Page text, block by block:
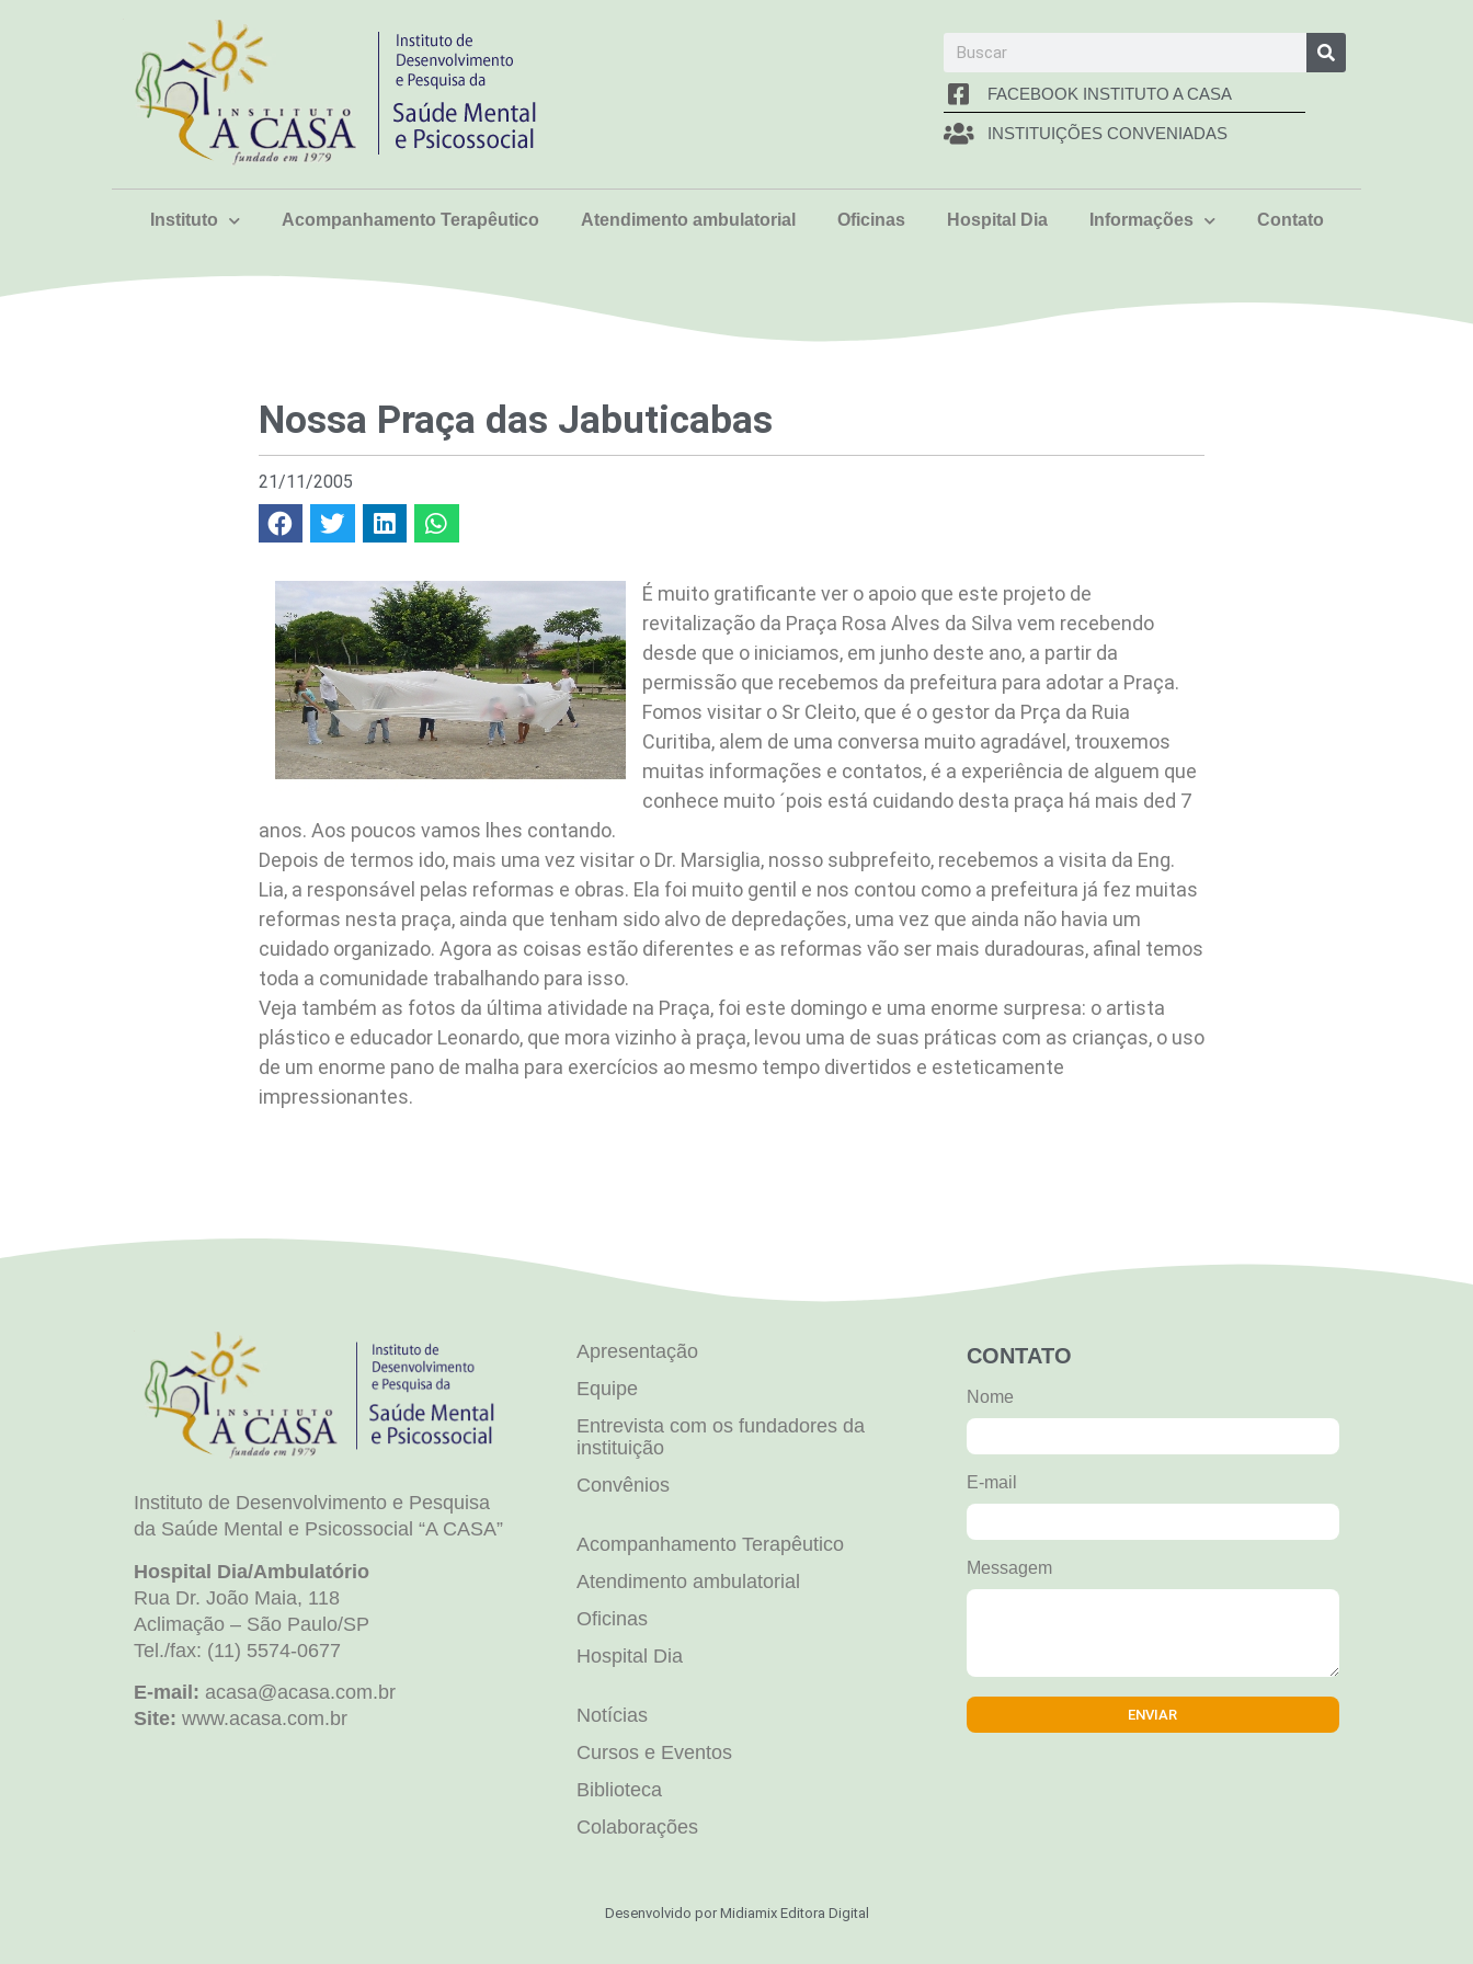
FACEBOOK INSTITUTO A CASA
INSTITUIÇÕES CONVENIADAS
Instituto Acompanhamento Terapêutico Atendimento ambulatorial Oficinas Hospital Dia Informações Contato
Nossa Praça das Jabuticabas
21/11/2005
É muito gratificante ver o apoio que este projeto de
revitalização da Praça Rosa Alves da Silva vem recebendo
desde que o iniciamos, em junho deste ano, a partir da
permissão que recebemos da prefeitura para adotar a Praça.
Fomos visitar o Sr Cleito, que é o gestor da Prça da Ruia
Curitiba, alem de uma conversa muito agradável, trouxemos
muitas informações e contatos, é a experiência de alguem que
conhece muito ´pois está cuidando desta praça há mais ded 7
anos. Aos poucos vamos lhes contando.
Depois de termos ido, mais uma vez visitar o Dr. Marsiglia, nosso subprefeito, recebemos a visita da Eng.
Lia, a responsável pelas reformas e obras. Ela foi muito gentil e nos contou como a prefeitura já fez muitas
reformas nesta praça, ainda que tenham sido alvo de depredações, uma vez que ainda não havia um
cuidado organizado. Agora as coisas estão diferentes e as reformas vão ser mais duradouras, afinal temos
toda a comunidade trabalhando para isso.
Veja também as fotos da última atividade na Praça, foi este domingo e uma enorme surpresa: o artista
plástico e educador Leonardo, que mora vizinho à praça, levou uma de suas práticas com as crianças, o uso
de um enorme pano de malha para exercícios ao mesmo tempo divertidos e esteticamente
impressionantes.
Instituto de Desenvolvimento e Pesquisa
da Saúde Mental e Psicossocial “A CASA”
Hospital Dia/Ambulatório
Rua Dr. João Maia, 118
Aclimação – São Paulo/SP
Tel./fax: (11) 5574-0677
E-mail: acasa@acasa.com.br
Site: www.acasa.com.br
Apresentação
Equipe
Entrevista com os fundadores da
instituição
Convênios
Acompanhamento Terapêutico
Atendimento ambulatorial
Oficinas
Hospital Dia
Notícias
Cursos e Eventos
Biblioteca
Colaborações
CONTATO
Nome
E-mail
Messagem
ENVIAR
Desenvolvido por Midiamix Editora Digital